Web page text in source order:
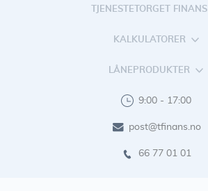
TJENESTETORGET FINANS
KALKULATORER
LÅNEPRODUKTER
9:00 - 17:00
post@tfinans.no
66 77 01 01